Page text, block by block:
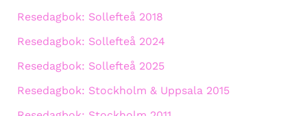
Resedagbok: Sollefteå 2018
Resedagbok: Sollefteå 2024
Resedagbok: Sollefteå 2025
Resedagbok: Stockholm & Uppsala 2015